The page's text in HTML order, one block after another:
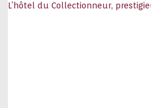
L’hôtel du Collectionneur,